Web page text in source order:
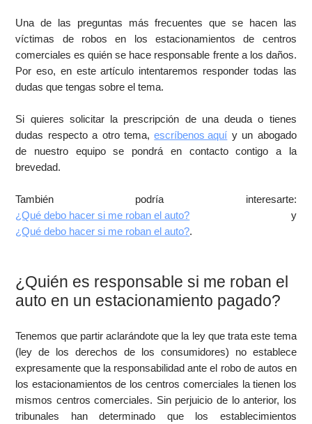
Una de las preguntas más frecuentes que se hacen las
víctimas de robos en los estacionamientos de centros
comerciales es quién se hace responsable frente a los daños.
Por eso, en este artículo intentaremos responder todas las
dudas que tengas sobre el tema.
Si quieres solicitar la prescripción de una deuda o tienes
dudas respecto a otro tema,escríbenos aquí y un abogado
de nuestro equipo se pondrá en contacto contigo a la
brevedad.
También podría interesarte:
¿Qué debo hacer si me roban el auto? y
¿Qué debo hacer si me roban el auto?.
¿ Quién es responsable si me roban el
auto en un estacionamiento pagado?
Tenemos que partir aclarándote que la ley que trata este tema
(ley de los derechos de los consumidores) no establece
expresamente que la responsabilidad ante el robo de autos en
los estacionamientos de los centros comerciales la tienen los
mismos centros comerciales. Sin perjuicio de lo anterior, los
tribunales han determinado que los establecimientos